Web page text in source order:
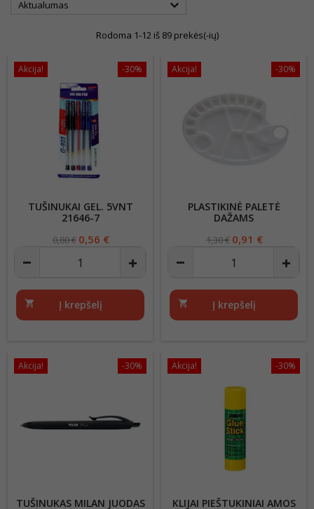
Aktualumas 
Rodoma 1-12 iš 89 prekės(-ių)
-30%
Akcija!
TUŠINUKAI GEL. 5VNT
21646-7
Regular
0,80 € Kaina
0,56 €
shopping_cart Į krepšelį
-30%
Akcija!
PLASTIKINĖ PALETĖ
DAŽAMS
Regular
1,30 € Kaina
0,91 €
shopping_cart Į krepšelį
-30%
Akcija!
TUŠINUKAS MILAN JUODAS
-30%
Akcija!
KLIJAI PIEŠTUKINIAI AMOS